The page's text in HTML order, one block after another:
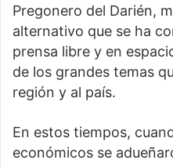
Pregonero del Darién,
alternativo que se ha
prensa libre y en
de los grandes temas
región y al país.
En estos tiempos,
económicos se